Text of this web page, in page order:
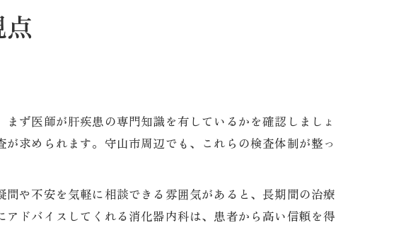
が鍵
を解説
要
方
の選定基準
とは
ず医師が肝疾患の専門知識を有しているかを確認しましょ
求められます。守山市周辺でも、これらの検査体制が整っ
や不安を気軽に相談できる雰囲気があると、長期間の治療
ドバイスしてくれる消化器内科は、患者から高い信頼を得